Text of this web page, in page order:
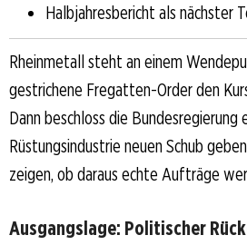
Halbjahresbericht als nächster
Rheinmetall steht an einem
gestrichene Fregatten-Order den
Dann beschloss die Bundesregierung
Rüstungsindustrie neuen Schub
zeigen, ob daraus echte Aufträge
Ausgangslage: Politischer